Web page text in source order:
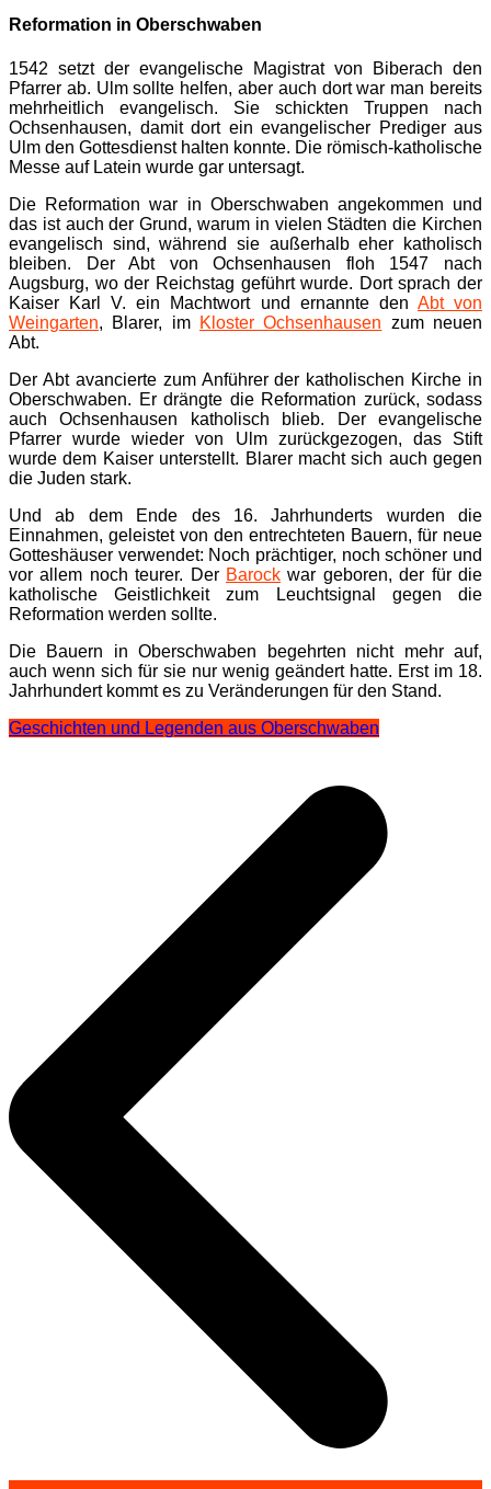
Reformation in Oberschwaben
1542 setzt der evangelische Magistrat von Biberach den
Pfarrer ab. Ulm sollte helfen, aber auch dort war man bereits
mehrheitlich evangelisch. Sie schickten Truppen nach
Ochsenhausen, damit dort ein evangelischer Prediger aus
Ulm den Gottesdienst halten konnte. Die römisch-katholische
Messe auf Latein wurde gar untersagt.
Die Reformation war in Oberschwaben angekommen und
das ist auch der Grund, warum in vielen Städten die Kirchen
evangelisch sind, während sie außerhalb eher katholisch
bleiben. Der Abt von Ochsenhausen floh 1547 nach
Augsburg, wo der Reichstag geführt wurde. Dort sprach der
Kaiser Karl V. ein Machtwort und ernannte den Abt von
Weingarten, Blarer, im Kloster Ochsenhausen zum neuen
Abt.
Der Abt avancierte zum Anführer der katholischen Kirche in
Oberschwaben. Er drängte die Reformation zurück, sodass
auch Ochsenhausen katholisch blieb. Der evangelische
Pfarrer wurde wieder von Ulm zurückgezogen, das Stift
wurde dem Kaiser unterstellt. Blarer macht sich auch gegen
die Juden stark.
Und ab dem Ende des 16. Jahrhunderts wurden die
Einnahmen, geleistet von den entrechteten Bauern, für neue
Gotteshäuser verwendet: Noch prächtiger, noch schöner und
vor allem noch teurer. Der Barock war geboren, der für die
katholische Geistlichkeit zum Leuchtsignal gegen die
Reformation werden sollte.
Die Bauern in Oberschwaben begehrten nicht mehr auf,
auch wenn sich für sie nur wenig geändert hatte. Erst im 18.
Jahrhundert kommt es zu Veränderungen für den Stand.
Geschichten und Legenden aus Oberschwaben